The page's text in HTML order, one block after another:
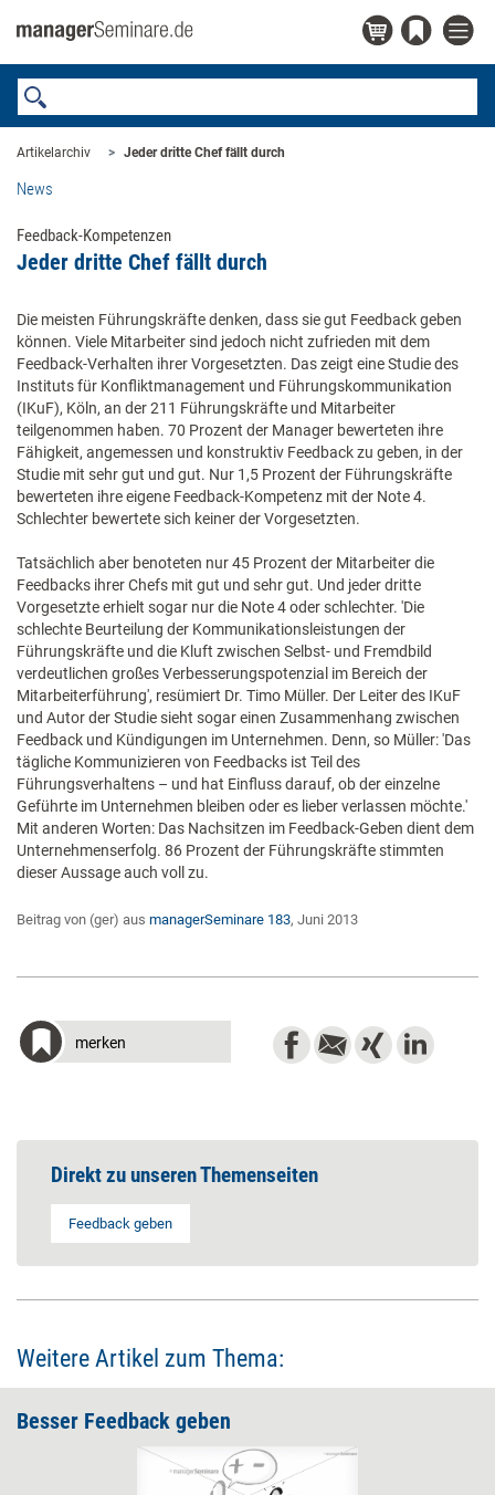
Artikelarchiv Jeder dritte Chef fällt durch
News
Feedback-Kompetenzen
Jeder dritte Chef fällt durch
Die meisten Führungskräfte denken, dass sie gut Feedback geben
können. Viele Mitarbeiter sind jedoch nicht zufrieden mit dem
Feedback-Verhalten ihrer Vorgesetzten. Das zeigt eine Studie des
Instituts für Konfliktmanagement und Führungskommunikation
(IKuF), Köln, an der 211 Führungskräfte und Mitarbeiter
teilgenommen haben. 70 Prozent der Manager bewerteten ihre
Fähigkeit, angemessen und konstruktiv Feedback zu geben, in der
Studie mit sehr gut und gut. Nur 1,5 Prozent der Führungskräfte
bewerteten ihre eigene Feedback-Kompetenz mit der Note 4.
Schlechter bewertete sich keiner der Vorgesetzten.
Tatsächlich aber benoteten nur 45 Prozent der Mitarbeiter die
Feedbacks ihrer Chefs mit gut und sehr gut. Und jeder dritte
Vorgesetzte erhielt sogar nur die Note 4 oder schlechter. 'Die
schlechte Beurteilung der Kommunikations­leistungen der
Führungskräfte und die Kluft zwischen Selbst- und Fremdbild
verdeutlichen großes Verbesserungspotenzial im Bereich der
Mitarbeiterführung', resümiert Dr. Timo Müller. Der Leiter des IKuF
und Autor der Studie sieht sogar einen Zusammenhang zwischen
Feedback und Kündigungen im Unternehmen. Denn, so Müller: 'Das
tägliche Kommunizieren von Feedbacks ist Teil des
Führungsverhaltens – und hat Einfluss darauf, ob der einzelne
Geführte im Unternehmen bleiben oder es lieber verlassen möchte.'
Mit anderen Worten: Das Nachsitzen im Feedback-Geben dient dem
Unternehmenserfolg. 86 Prozent der Führungskräfte stimmten
dieser Aussage auch voll zu.
Beitrag von (ger) aus managerSeminare 183, Juni 2013
merken
Direkt zu unseren Themenseiten
Feedback geben
Weitere Artikel zum Thema:
Besser Feedback geben